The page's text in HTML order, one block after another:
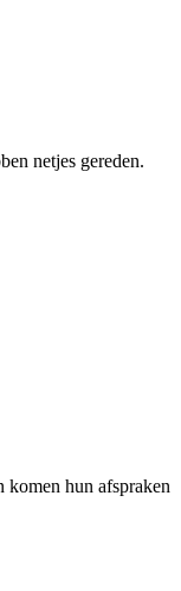
netjes gereden.
komen hun afspraken